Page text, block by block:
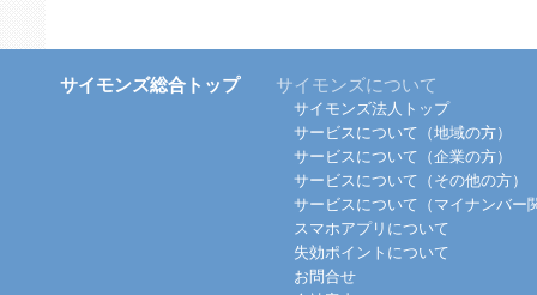
サイモンズ総合トップ サイモンズについて
サイモンズ法人トップ
サービスについて（地域の方）
サービスについて（企業の方）
サービスについて（その他の方）
サービスについて（マイナンバー
スマホアプリについて
失効ポイントについて
お問合せ